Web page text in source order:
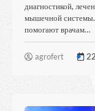
диагностикой,
мышечной системы.
помогают врачам…
agrofert